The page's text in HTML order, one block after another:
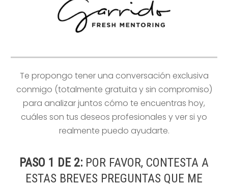
Te propongo tener una conversación exclusiva
conmigo (totalmente gratuita y sin compromiso)
para analizar juntos cómo te encuentras hoy,
cuáles son tus deseos profesionales y ver si yo
realmente puedo ayudarte.
PASO 1 DE 2: POR FAVOR, CONTESTA A
ESTAS BREVES PREGUNTAS QUE ME